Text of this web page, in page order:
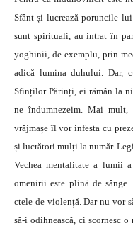
Sfânt și lucrează poruncile
sunt spirituali, au intrat în
yoghinii, de exemplu, prin
adică lumina duhului. Dar,
Sfinților Părinți, ei rămân la
ne îndumnezeim. Mai mult,
vrăjmașe îl vor infesta cu
și lucrători mulți la număr.
Vechea mentalitate a lumii
omenirii este plină de
ctele de violență. Dar nu vor
să-i odihnească, ci scornesc